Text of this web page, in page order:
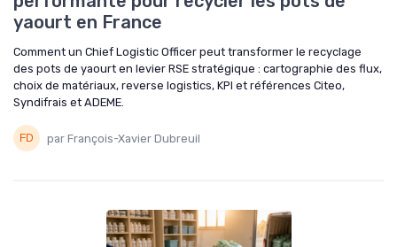
yaourt en France
Comment un Chief Logistic Officer peut transformer le recyclage
des pots de yaourt en levier RSE stratégique : cartographie des flux,
choix de matériaux, reverse logistics, KPI et références Citeo,
Syndifrais et ADEME.
par François-Xavier Dubreuil